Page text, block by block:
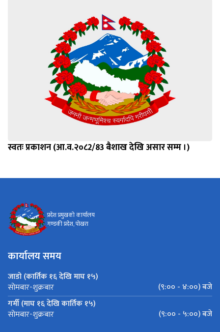
स्वतः प्रकाशन (आ.व.२०८2/83 बैशाख देखि असार सम्म ।)
प्रदेश प्रमुखको कार्यालय
गण्डकी प्रदेश, पोखरा
कार्यालय समय
जाडो (कार्तिक १६ देखि माघ १५)
सोमबार-शुक्रबार
(९:०० - ४:००) बजे
गर्मी (माघ १६ देखि कार्तिक १५)
सोमबार-शुक्रबार (९:०० - ५:००) बजे